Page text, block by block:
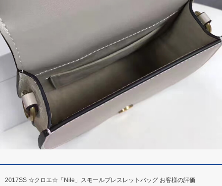
2017SS ☆クロエ☆「Nile」スモールブレスレットバッグ お客様の評価